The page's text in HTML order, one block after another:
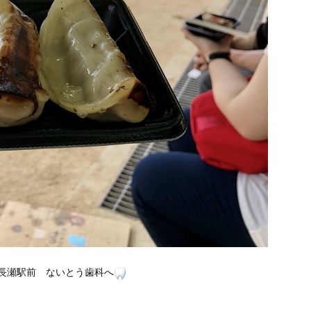
瀬駅前 ないとう歯科へ